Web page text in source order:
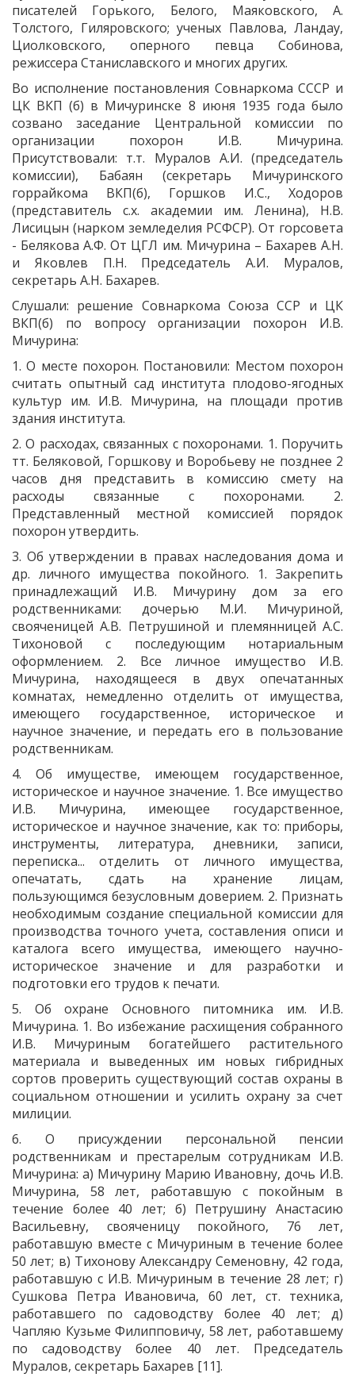
писателей Горького, Белого, Маяковского, А.
Толстого, Гиляровского; ученых Павлова, Ландау,
Циолковского, оперного певца Собинова,
режиссера Станиславского и многих других.
Во исполнение постановления Совнаркома СССР и
ЦК ВКП (б) в Мичуринске 8 июня 1935 года было
созвано заседание Центральной комиссии по
организации похорон И.В. Мичурина.
Присутствовали: т.т. Муралов А.И. (председатель
комиссии), Бабаян (секретарь Мичуринского
горрайкома ВКП(б), Горшков И.С., Ходоров
(представитель с.х. академии им. Ленина), Н.В.
Лисицын (нарком земледелия РСФСР). От горсовета
- Белякова А.Ф. От ЦГЛ им. Мичурина – Бахарев А.Н.
и Яковлев П.Н. Председатель А.И. Муралов,
секретарь А.Н. Бахарев.
Слушали: решение Совнаркома Союза ССР и ЦК
ВКП(б) по вопросу организации похорон И.В.
Мичурина:
1. О месте похорон. Постановили: Местом похорон
считать опытный сад института плодово-ягодных
культур им. И.В. Мичурина, на площади против
здания института.
2. О расходах, связанных с похоронами. 1. Поручить
тт. Беляковой, Горшкову и Воробьеву не позднее 2
часов дня представить в комиссию смету на
расходы связанные с похоронами. 2.
Представленный местной комиссией порядок
похорон утвердить.
3. Об утверждении в правах наследования дома и
др. личного имущества покойного. 1. Закрепить
принадлежащий И.В. Мичурину дом за его
родственниками: дочерью М.И. Мичуриной,
свояченицей А.В. Петрушиной и племянницей А.С.
Тихоновой с последующим нотариальным
оформлением. 2. Все личное имущество И.В.
Мичурина, находящееся в двух опечатанных
комнатах, немедленно отделить от имущества,
имеющего государственное, историческое и
научное значение, и передать его в пользование
родственникам.
4. Об имуществе, имеющем государственное,
историческое и научное значение. 1. Все имущество
И.В. Мичурина, имеющее государственное,
историческое и научное значение, как то: приборы,
инструменты, литература, дневники, записи,
переписка... отделить от личного имущества,
опечатать, сдать на хранение лицам,
пользующимся безусловным доверием. 2. Признать
необходимым создание специальной комиссии для
производства точного учета, составления описи и
каталога всего имущества, имеющего научно-
историческое значение и для разработки и
подготовки его трудов к печати.
5. Об охране Основного питомника им. И.В.
Мичурина. 1. Во избежание расхищения собранного
И.В. Мичуриным богатейшего растительного
материала и выведенных им новых гибридных
сортов проверить существующий состав охраны в
социальном отношении и усилить охрану за счет
милиции.
6. О присуждении персональной пенсии
родственникам и престарелым сотрудникам И.В.
Мичурина: а) Мичурину Марию Ивановну, дочь И.В.
Мичурина, 58 лет, работавшую с покойным в
течение более 40 лет; б) Петрушину Анастасию
Васильевну, свояченицу покойного, 76 лет,
работавшую вместе с Мичуриным в течение более
50 лет; в) Тихонову Александру Семеновну, 42 года,
работавшую с И.В. Мичуриным в течение 28 лет; г)
Сушкова Петра Ивановича, 60 лет, ст. техника,
работавшего по садоводству более 40 лет; д)
Чапляю Кузьме Филипповичу, 58 лет, работавшему
по садоводству более 40 лет. Председатель
Муралов, секретарь Бахарев [11].